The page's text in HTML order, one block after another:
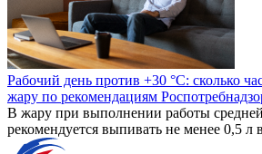
Рабочий день против +30 °C: сколько
жару по рекомендациям
В жару при выполнении работы
рекомендуется выпивать не менее 0,5 л